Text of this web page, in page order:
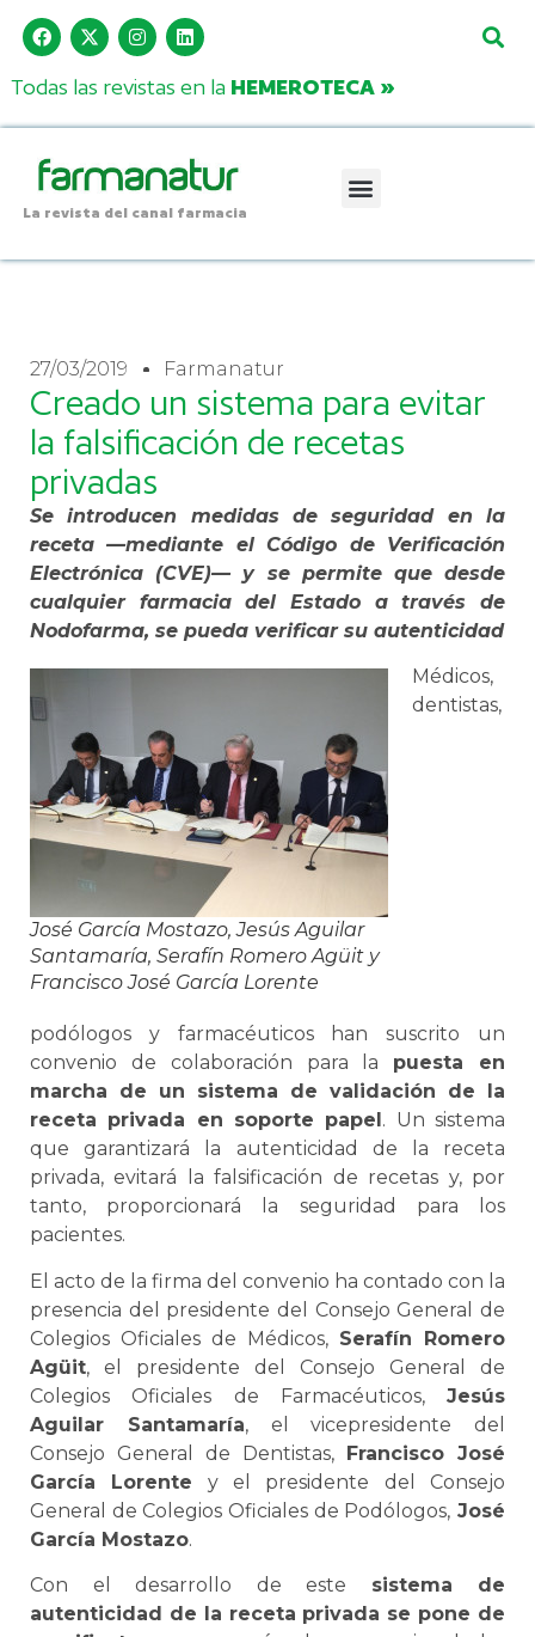
Todas las revistas en la HEMEROTECA »
La revista del canal farmacia
27/03/2019 Farmanatur
Creado un sistema para evitar
la falsificación de recetas
privadas
Se introducen medidas de seguridad en la
receta —mediante el Código de Verificación
Electrónica (CVE)— y se permite que desde
cualquier farmacia del Estado a través de
Nodofarma, se pueda verificar su autenticidad
José García Mostazo, Jesús Aguilar
Santamaría, Serafín Romero Agüit y
Francisco José García Lorente
Médicos,
dentistas,
podólogos y farmacéuticos han suscrito un
convenio de colaboración para la puesta en
marcha de un sistema de validación de la
receta privada en soporte papel. Un sistema
que garantizará la autenticidad de la receta
privada, evitará la falsificación de recetas y, por
tanto, proporcionará la seguridad para los
pacientes.
El acto de la firma del convenio ha contado con la
presencia del presidente del Consejo General de
Colegios Oficiales de Médicos, Serafín Romero
Agüit, el presidente del Consejo General de
Colegios Oficiales de Farmacéuticos, Jesús
Aguilar Santamaría, el vicepresidente del
Consejo General de Dentistas, Francisco José
García Lorente y el presidente del Consejo
General de Colegios Oficiales de Podólogos, José
García Mostazo.
Con el desarrollo de este sistema de
autenticidad de la receta privada se pone de